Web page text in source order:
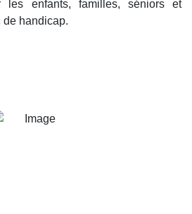
les enfants, familles, séniors et
de handicap.